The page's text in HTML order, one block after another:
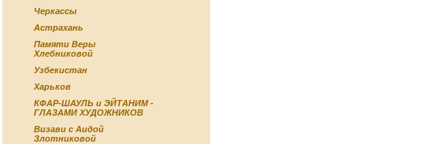
Черкассы
Астрахань
Памяти Веры
Хлебниковой
Узбекистан
Харьков
КФАР-ШАУЛЬ и ЭЙТАНИМ -
ГЛАЗАМИ ХУДОЖНИКОВ
Визави с Аидой
Злотниковой